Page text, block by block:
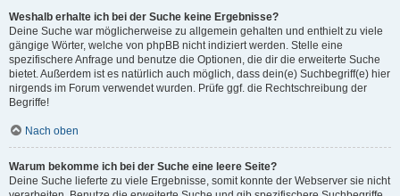
Weshalb erhalte ich bei der Suche keine Ergebnisse?
Deine Suche war möglicherweise zu allgemein gehalten und enthielt zu viele
gängige Wörter, welche von phpBB nicht indiziert werden. Stelle eine
spezifischere Anfrage und benutze die Optionen, die dir die erweiterte Suche
bietet. Außerdem ist es natürlich auch möglich, dass dein(e) Suchbegriff(e) hier
nirgends im Forum verwendet wurden. Prüfe ggf. die Rechtschreibung der
Begriffe!
Nach oben
Warum bekomme ich bei der Suche eine leere Seite?
Deine Suche lieferte zu viele Ergebnisse, somit konnte der Webserver sie nicht